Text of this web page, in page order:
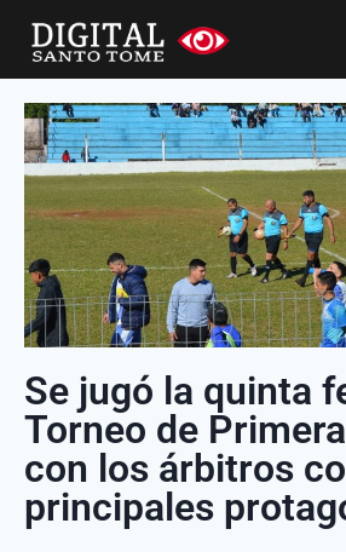
Se jugó la quinta
Torneo de
con los árbitros
principales